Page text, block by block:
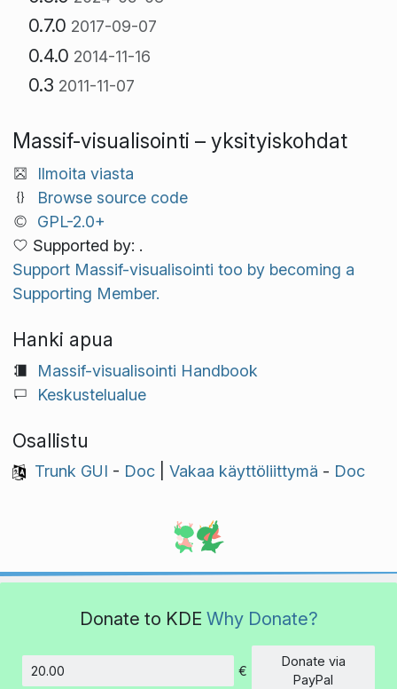
0.7.0 2017-09-07
0.4.0 2014-11-16
0.3 2011-11-07
Massif-visualisointi – yksityiskohdat
Ilmoita viasta
Browse source code
GPL-2.0+
Supported by: .
Support Massif-visualisointi too by becoming a
Supporting Member.
Hanki apua
Massif-visualisointi Handbook
Keskustelualue
Osallistu
Trunk GUI - Doc| Vakaa käyttöliittymä - Doc
Donate to KDE Why Donate?
Amount
€
Donate via
PayPal